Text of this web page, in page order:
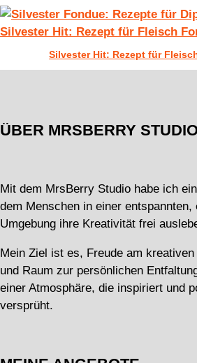
Silvester Hit: Rezept für Fleisch
Silvester Hit: Rezept für
ÜBER MRSBERRY
Mit dem MrsBerry Studio habe ich
dem Menschen in einer entspannten,
Umgebung ihre Kreativität frei
Mein Ziel ist es, Freude am
und Raum zur persönlichen
einer Atmosphäre, die inspiriert und
versprüht.